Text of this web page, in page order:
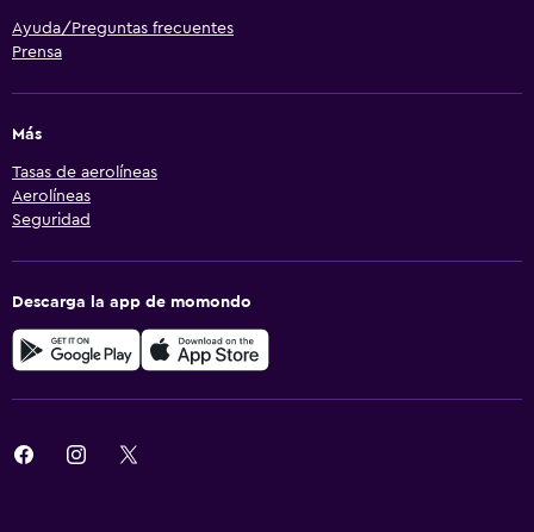
Ayuda/Preguntas frecuentes
Prensa
Más
Tasas de aerolíneas
Aerolíneas
Seguridad
Descarga la app de momondo